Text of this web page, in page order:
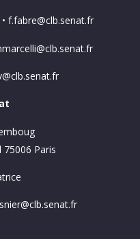
f.fabre@clb.senat.fr
75006 Paris